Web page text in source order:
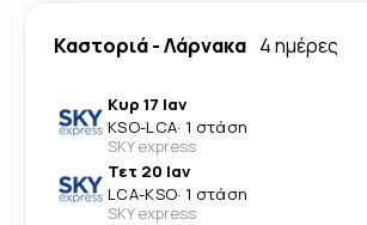
Καστοριά-Λάρνακα 4 ημέρες
Κυρ 17 Ιαν
KSO-LCA· 1 στάση
SKY express
Τετ 20 Ιαν
LCA-KSO· 1 στάση
SKY express